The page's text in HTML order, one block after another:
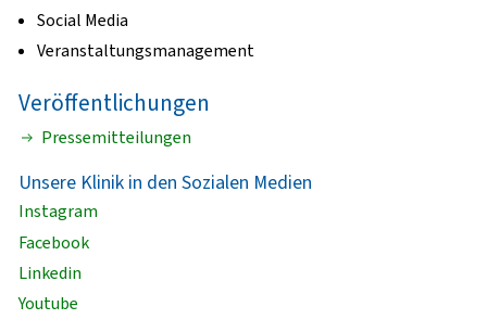
Social Media
Veranstaltungsmanagement
Veröffentlichungen
Pressemitteilungen
Unsere Klinik in den Sozialen Medien
Instagram
Facebook
Linkedin
Youtube